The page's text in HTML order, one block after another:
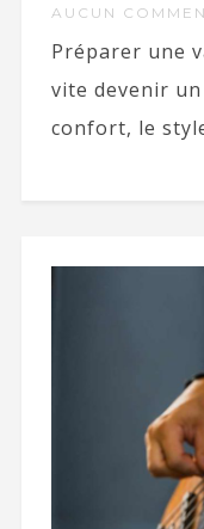
AUCUN
Préparer une
vite devenir
confort, le